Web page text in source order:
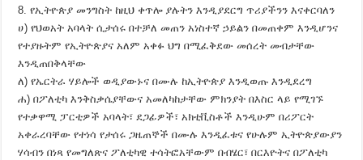
8. የኢትዮጵያ መንግስት ከዚህ ቀጥሎ ያሉትን እንዲያደርግ ጥሪያችንን እናቀርባለን
ሀ) የህወአት አባላት ሲታሰሩ በተቻለ መጠን አነስተኛ ኃይልን በመጠቀም እንዲሆንና
የተያዙትም የኢትዮጵያና አለም አቀፉ ህግ በሚፈቅደው መሰረት መብታቸው
እንዲጠበቅላቸው
ለ) የኤርትራ ሃይሎች ወዲያውኑና በሙሉ ከኢትዮጵያ እንዲወጡ እንዲደረግ
ሐ) በፖለቲካ እንቅስቃሴያቸውና አመለካከታቸው ምክንያት በእስር ላይ የሚገኙ
የተቃዋሚ ፓርቲዎች አባላት፣ ደጋፊዎች፣ አክቲቪስቶች እንዲሁም በሪፖርት
አቀራረባቸው የተነሳ የታሰሩ ጋዜጠኞች በሙሉ እንዲፈቱና የሁሉም ኢትዮጵያውያን
ሃሳብን በነጻ የመግለጽና ፖለቲካዊ ተሳትፎአቸውም በብሄር፣ በርእዮትና በፖለቲካ